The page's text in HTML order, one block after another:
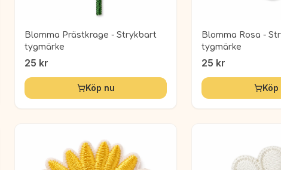
Blomma Prästkrage - Strykbart
tygmärke
25 kr
Köp nu
Blomma Rosa -
tygmärke
25 kr
Köp